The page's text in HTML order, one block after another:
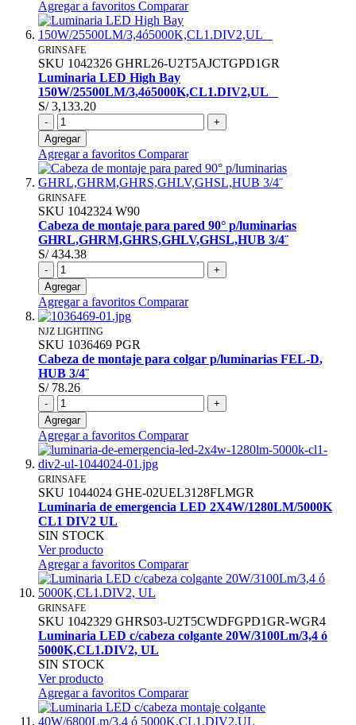
Agregar a favoritos Comparar
GRINSAFE
SKU 1042326 GHRL26-U2T5AJCTGPD1GR
Luminaria LED High Bay
150W/25500LM/3,4ó5000K,CL1.DIV2,UL
S/ 3,133.20
-
+
Agregar
Agregar a favoritos Comparar
GRINSAFE
SKU 1042324 W90
Cabeza de montaje para pared 90° p/luminarias
GHRL,GHRM,GHRS,GHLV,GHSL,HUB 3/4¨
S/ 434.38
-
+
Agregar
Agregar a favoritos Comparar
NJZ LIGHTING
SKU 1036469 PGR
Cabeza de montaje para colgar p/luminarias FEL-D,
HUB 3/4¨
S/ 78.26
-
+
Agregar
Agregar a favoritos Comparar
GRINSAFE
SKU 1044024 GHE-02UEL3128FLMGR
Luminaria de emergencia LED 2X4W/1280LM/5000K
CL1 DIV2 UL
SIN STOCK
Ver producto
Agregar a favoritos Comparar
GRINSAFE
SKU 1042329 GHRS03-U2T5CWDFGPD1GR-WGR4
Luminaria LED c/cabeza colgante 20W/3100Lm/3,4 ó
5000K,CL1.DIV2, UL
SIN STOCK
Ver producto
Agregar a favoritos Comparar